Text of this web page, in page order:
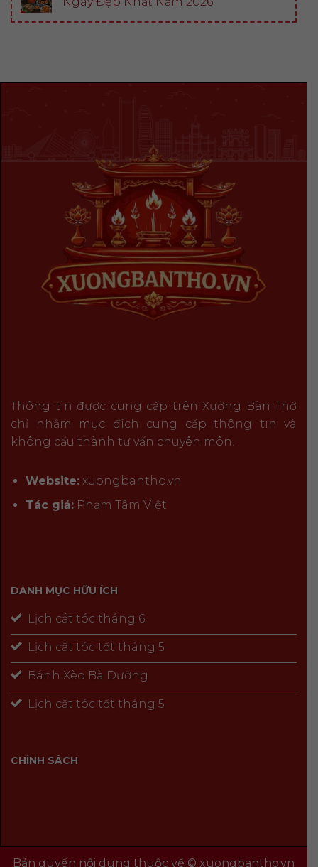
Thông tin được cung cấp trên Xưởng Bàn Thờ
chỉ nhằm mục đích cung cấp thông tin và
không cấu thành tư vấn chuyên môn.
Website:xuongbantho.vn
Tác giả:Phạm Tâm Việt
DANH MỤC HỮU ÍCH
Lịch cắt tóc tháng 6
Lịch cắt tóc tốt tháng 5
Bánh Xèo Bà Dưỡng
Lịch cắt tóc tốt tháng 5
CHÍNH SÁCH
Bản quyền nội dung thuộc về © xuongbantho.vn